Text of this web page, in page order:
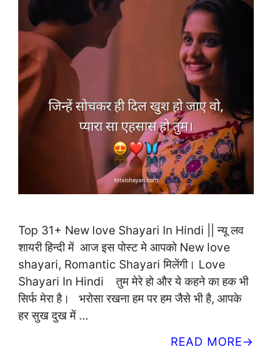
Top 31+ New love Shayari In Hindi || न्यू लव
शायरी हिन्दी में आज इस पोस्ट मे आपको New love
shayari, Romantic Shayari मिलेंगी। Love
Shayari In Hindi तुम मेरे हो और ये कहने का हक भी
सिर्फ मेरा है। भरोसा रखना हम पर हम जैसे भी है, आपके
हर सुख दुख में …
READ MORE